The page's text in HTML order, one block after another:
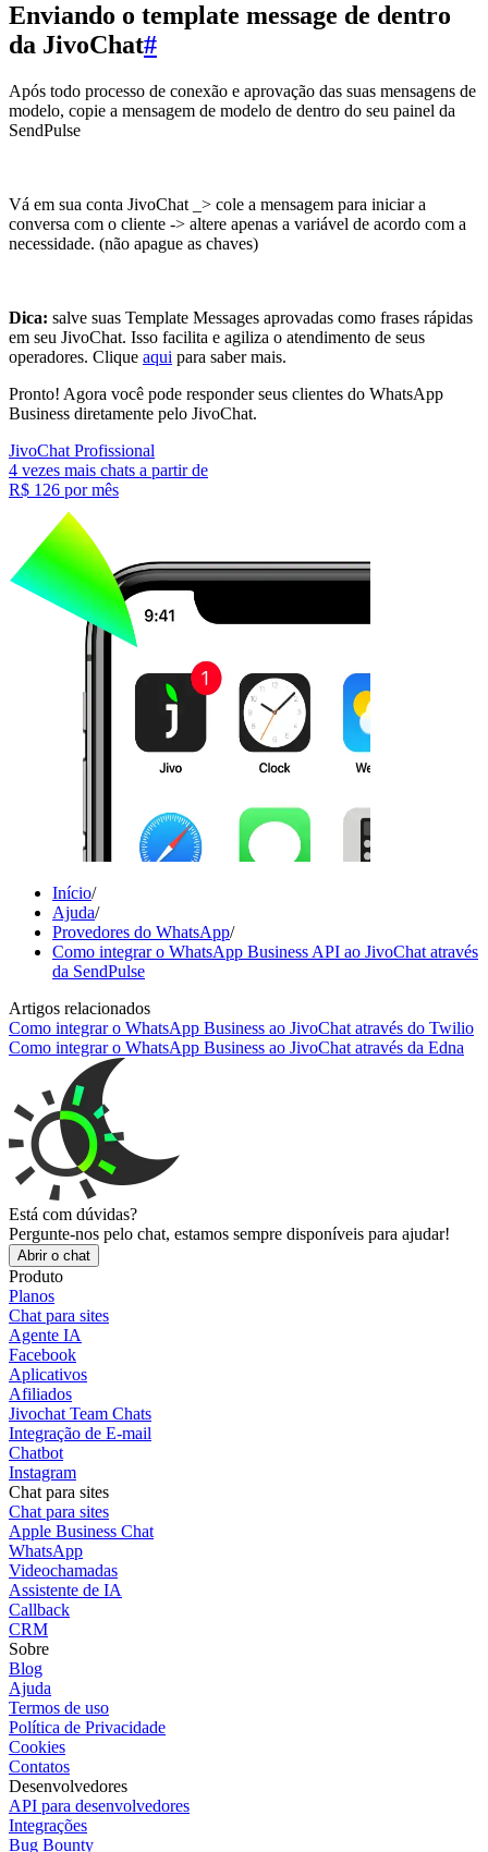
Enviando o template message de dentro
da JivoChat#
Após todo processo de conexão e aprovação das suas mensagens de
modelo, copie a mensagem de modelo de dentro do seu painel da
SendPulse
Vá em sua conta JivoChat _> cole a mensagem para iniciar a
conversa com o cliente -> altere apenas a variável de acordo com a
necessidade. (não apague as chaves)
Dica: salve suas Template Messages aprovadas como frases rápidas
em seu JivoChat. Isso facilita e agiliza o atendimento de seus
operadores. Clique aqui para saber mais.
Pronto! Agora você pode responder seus clientes do WhatsApp
Business diretamente pelo JivoChat.
JivoChat Profissional
4 vezes mais chats a partir de
R$ 126 por mês
Início/
Ajuda/
Provedores do WhatsApp/
Como integrar o WhatsApp Business API ao JivoChat através
da SendPulse
Artigos relacionados
Como integrar o WhatsApp Business ao JivoChat através do Twilio
Como integrar o WhatsApp Business ao JivoChat através da Edna
Está com dúvidas?
Pergunte-nos pelo chat, estamos sempre disponíveis para ajudar!
Abrir o chat
Produto
Planos
Chat para sites
Agente IA
Facebook
Aplicativos
Afiliados
Jivochat Team Chats
Integração de E-mail
Chatbot
Instagram
Chat para sites
Chat para sites
Apple Business Chat
WhatsApp
Videochamadas
Assistente de IA
Callback
CRM
Sobre
Blog
Ajuda
Termos de uso
Política de Privacidade
Cookies
Contatos
Desenvolvedores
API para desenvolvedores
Integrações
Bug Bounty